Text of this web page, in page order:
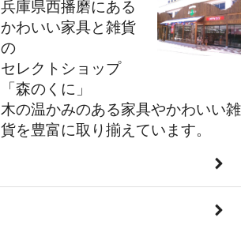
兵庫県西播磨にある
かわいい家具と雑貨
の
セレクトショップ
「森のくに」
木の温かみのある家具やかわいい雑
貨を豊富に取り揃えています。